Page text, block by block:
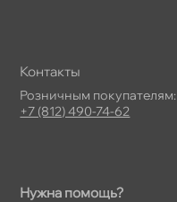
Нужна помощь?
Контакты
Розничным покупателям:
+7 (812) 490-74-62